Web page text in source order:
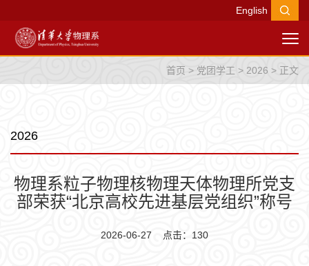
English
首页 > 党团学工 > 2026 > 正文
2026
物理系粒子物理核物理天体物理所党支
部荣获“北京高校先进基层党组织”称号
2026-06-27 点击： 130